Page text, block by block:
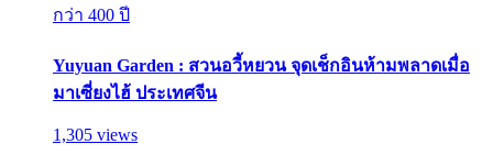
กว่า 400 ปี
Yuyuan Garden : สวนอวี้หยวน จุดเช็กอินห้ามพลาดเมื่อ
มาเซี่ยงไฮ้ ประเทศจีน
1,305 views